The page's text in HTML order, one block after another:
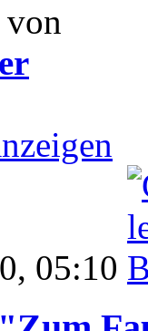
05:10